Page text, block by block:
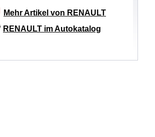
Mehr Artikel von RENAULT
RENAULT im Autokatalog